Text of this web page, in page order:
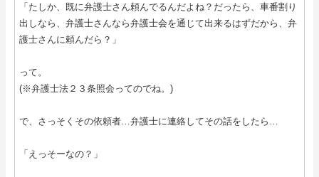
「たしか、既に弁護士さん頼んでるんだよね？だったら、車番割り
出しなら、弁護士さんなら弁護士会を通じて出来るはずだから、弁
護士さんに頼んだら？」
って。
(※弁護士法２３条照会ってのでね。)
で、さっそくその依頼者…弁護士に連絡してその話をしたら…
「えっそーなの？」